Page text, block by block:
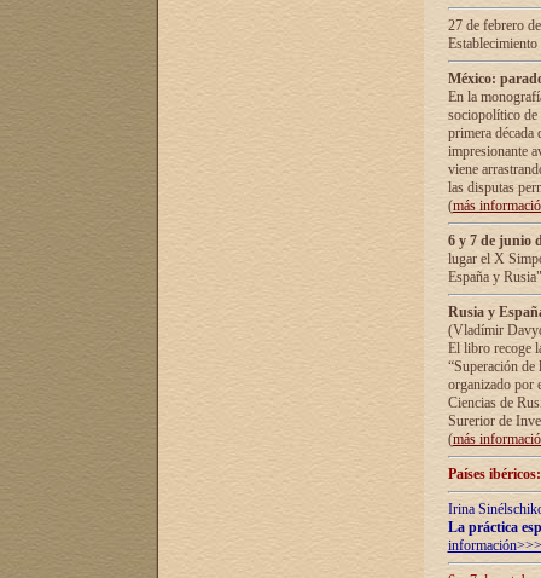
27 de febrero
México:
En la
sociopolítico de
primera década
impresionante
viene
las disputas
(más
6 y 7 de junio
lugar el X
España y
Rusia y
(Vladímir
El libro recoge
“Superación
organizado por
Ciencias de
Surerior de
(más
Países
Irina
La práctica
información>>>